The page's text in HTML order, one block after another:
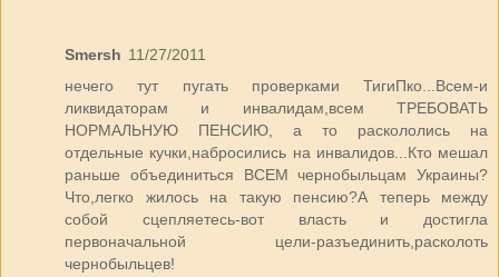
Smersh 11/27/2011
нечего тут пугать проверками ТигиПко...Всем-и
ликвидаторам и инвалидам,всем ТРЕБОВАТЬ
НОРМАЛЬНУЮ ПЕНСИЮ, а то раскололись на
отдельные кучки,набросились на инвалидов...Кто мешал
раньше объединиться ВСЕМ чернобыльцам Украины?
Что,легко жилось на такую пенсию?А теперь между
собой сцепляетесь-вот власть и достигла
первоначальной цели-разъединить,расколоть
чернобыльцев!